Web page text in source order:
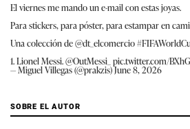
El viernes me mando un e-mail con estas joyas.
Para stickers, para póster, para estampar en
Una colección de@dt_elcomercio
1. Lionel Messi.@OutMessi_ pic.twitter.com/
— Miguel Villegas (@prakzis)June 8, 2026
SOBRE EL AUTOR